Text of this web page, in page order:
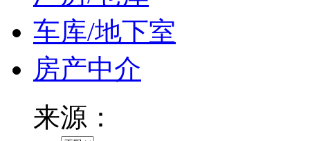
车库/地下室
房产中介
来源：